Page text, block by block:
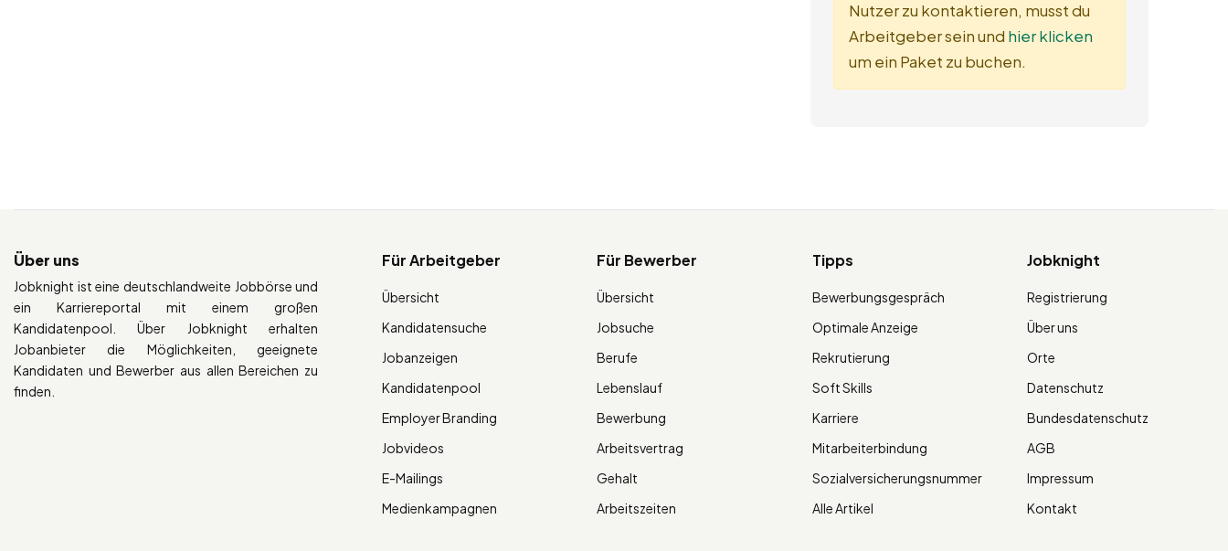
Nutzer zu kontaktieren, musst du
Arbeitgeber sein und hier klicken
um ein Paket zu buchen.
Über uns
Jobknight ist eine deutschlandweite Jobbörse und
ein Karriereportal mit einem großen
Kandidatenpool. Über Jobknight erhalten
Jobanbieter die Möglichkeiten, geeignete
Kandidaten und Bewerber aus allen Bereichen zu
finden.
Für Arbeitgeber
Übersicht
Kandidatensuche
Jobanzeigen
Kandidatenpool
Employer Branding
Jobvideos
E-Mailings
Medienkampagnen
Für Bewerber
Übersicht
Jobsuche
Berufe
Lebenslauf
Bewerbung
Arbeitsvertrag
Gehalt
Arbeitszeiten
Tipps
Bewerbungsgespräch
Optimale Anzeige
Rekrutierung
Soft Skills
Karriere
Mitarbeiterbindung
Sozialversicherungsnummer
Alle Artikel
Jobknight
Registrierung
Über uns
Orte
Datenschutz
Bundesdatenschutz
AGB
Impressum
Kontakt